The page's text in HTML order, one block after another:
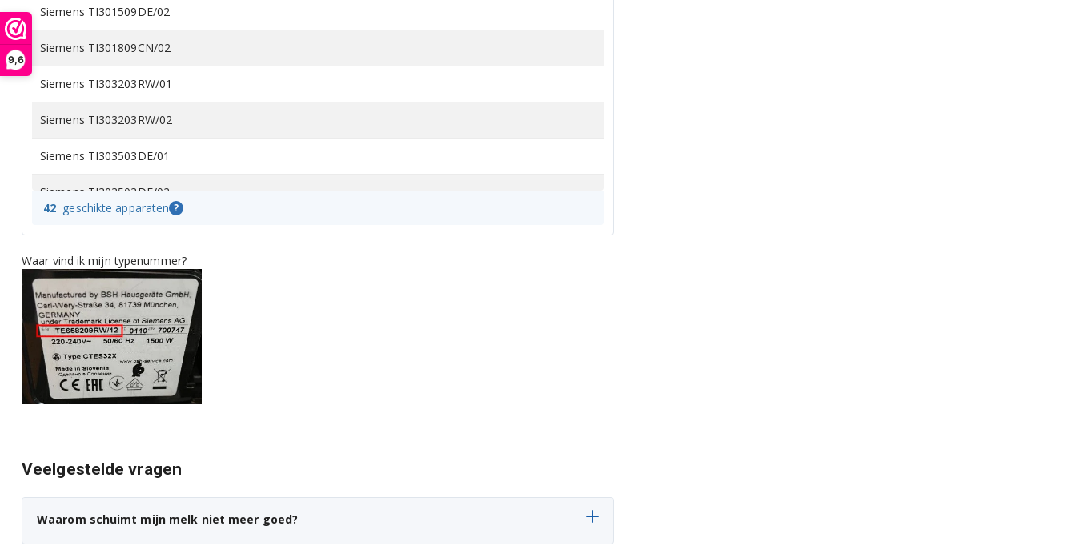
9,6
Siemens TI301509DE/02
Siemens TI301809CN/02
Siemens TI303203RW/01
Siemens TI303203RW/02
Siemens TI303503DE/01
Siemens TI303503DE/02
Siemens TI305206RW/01
Siemens TI305206RW/02
Siemens TI305506DE/01
Siemens TI305506DE/02
Siemens TI30A209RW/02
Siemens TI313219RW/01
Siemens TI313219RW/02
42 geschikte apparaten ?
Waar vind ik mijn typenummer?
Veelgestelde vragen
Waarom schuimt mijn melk niet meer goed?